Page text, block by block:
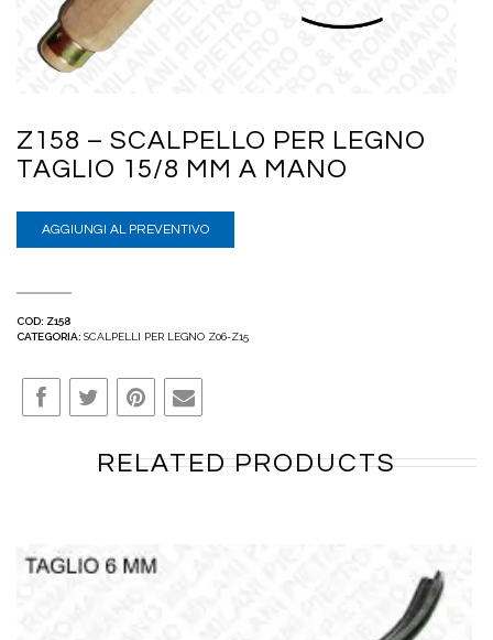
Z158 – SCALPELLO PER LEGNO
TAGLIO 15/8 MM A MANO
AGGIUNGI AL PREVENTIVO
COD: Z158
CATEGORIA: SCALPELLI PER LEGNO Z06-Z15
RELATED PRODUCTS